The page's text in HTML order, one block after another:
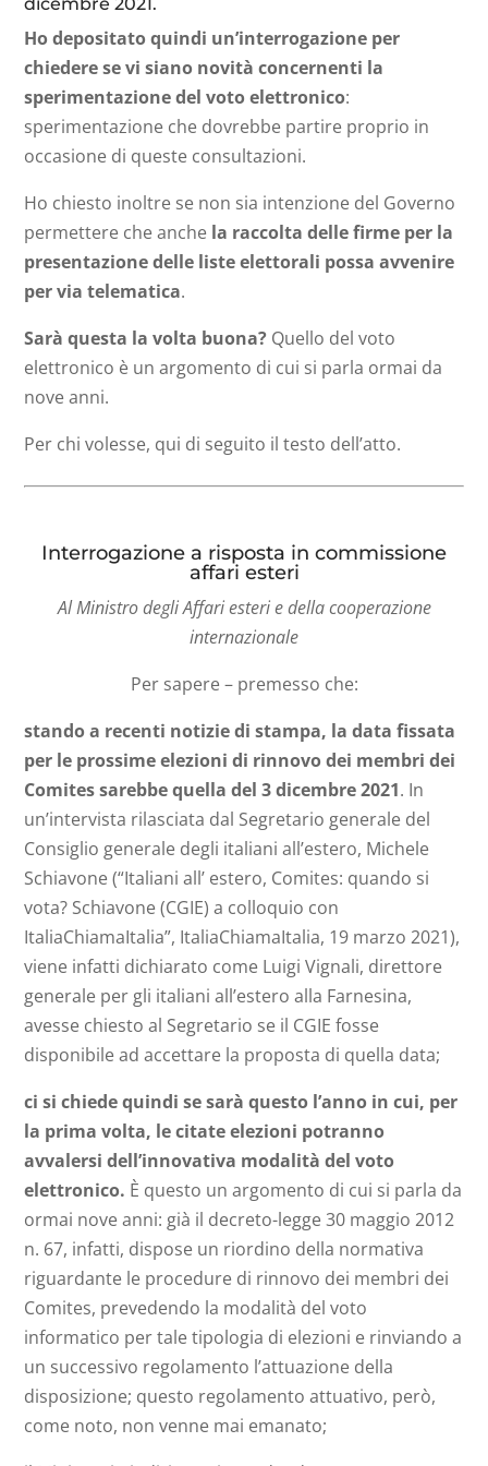
Ho depositato quindi un’interrogazione per
chiedere se vi siano novità concernenti la
sperimentazione del voto elettronico:
sperimentazione che dovrebbe partire proprio in
occasione di queste consultazioni.
Ho chiesto inoltre se non sia intenzione del Governo
permettere che anche la raccolta delle firme per la
presentazione delle liste elettorali possa avvenire
per via telematica.
Sarà questa la volta buona? Quello del voto
elettronico è un argomento di cui si parla ormai da
nove anni.
Per chi volesse, qui di seguito il testo dell’atto.
Interrogazione a risposta in commissione
affari esteri
Al Ministro degli Affari esteri e della cooperazione
internazionale
Per sapere – premesso che:
stando a recenti notizie di stampa, la data fissata
per le prossime elezioni di rinnovo dei membri dei
Comites sarebbe quella del 3 dicembre 2021. In
un’intervista rilasciata dal Segretario generale del
Consiglio generale degli italiani all’estero, Michele
Schiavone (“Italiani all’ estero, Comites: quando si
vota? Schiavone (CGIE) a colloquio con
ItaliaChiamaItalia”, ItaliaChiamaItalia, 19 marzo 2021),
viene infatti dichiarato come Luigi Vignali, direttore
generale per gli italiani all’estero alla Farnesina,
avesse chiesto al Segretario se il CGIE fosse
disponibile ad accettare la proposta di quella data;
ci si chiede quindi se sarà questo l’anno in cui, per
la prima volta, le citate elezioni potranno
avvalersi dell’innovativa modalità del voto
elettronico. È questo un argomento di cui si parla da
ormai nove anni: già il decreto-legge 30 maggio 2012
n. 67, infatti, dispose un riordino della normativa
riguardante le procedure di rinnovo dei membri dei
Comites, prevedendo la modalità del voto
informatico per tale tipologia di elezioni e rinviando a
un successivo regolamento l’attuazione della
disposizione; questo regolamento attuativo, però,
come noto, non venne mai emanato;